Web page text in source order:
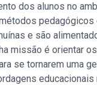
dos alunos no
pedagógicos
e são
missão é orientar
se tornarem uma
educacionais